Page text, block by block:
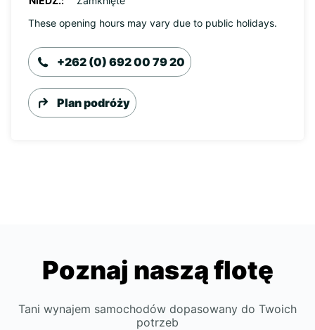
These opening hours may vary due to public holidays.
+262 (0) 692 00 79 20
Plan podróży
Poznaj naszą flotę
Tani wynajem samochodów dopasowany do Twoich
potrzeb